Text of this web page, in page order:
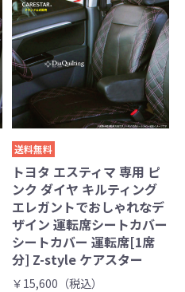
送料無料
トヨタ エスティマ 専用 ピ
ンク ダイヤ キルティング
エレガントでおしゃれなデ
ザイン 運転席シートカバー
シートカバー 運転席[1席
分] Z-style ケアスター
￥15,600（税込）